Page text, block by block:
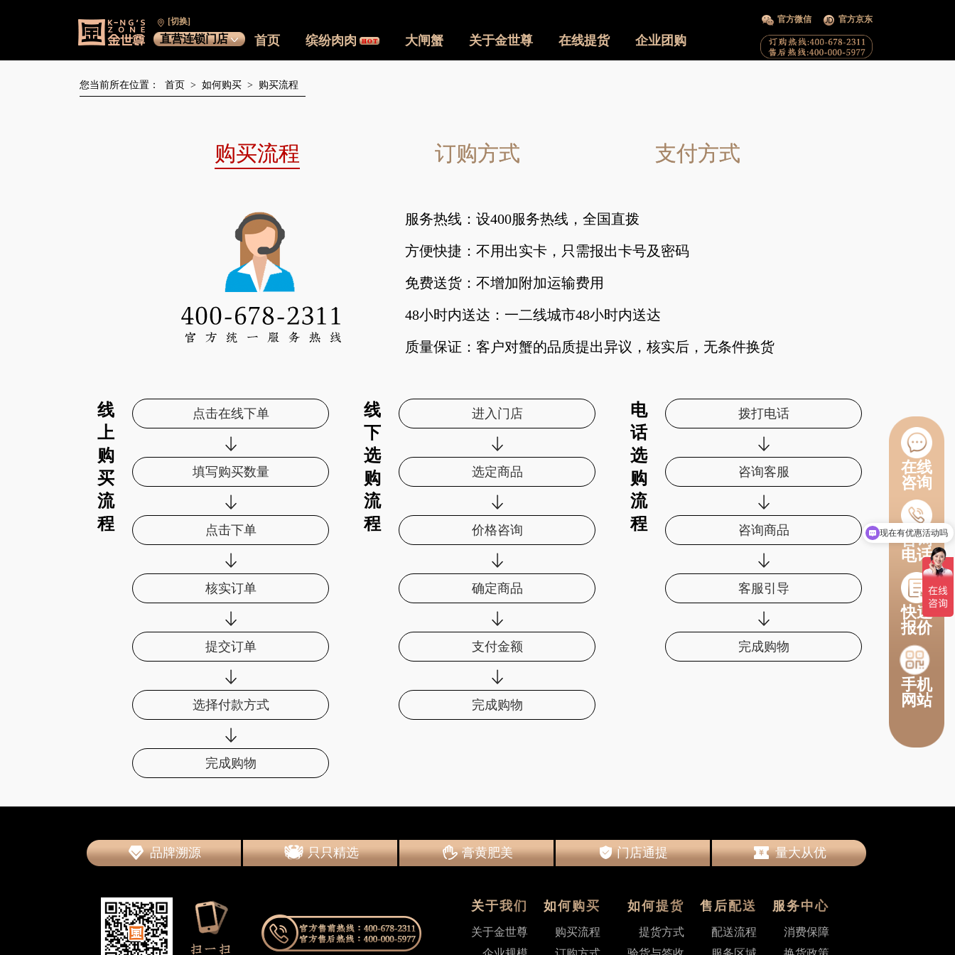
[切换]
直营连锁门店 首页 缤纷肉肉 大闸蟹 关于金世尊 在线提货 企业团购
官方微信 官方京东
在线
咨询
咨询
电话
快速
报价
手机
网站
您当前所在位置： 首页 > 如何购买 > 购买流程
购买流程 订购方式 支付方式
服务热线：设400服务热线，全国直拨
方便快捷：不用出实卡，只需报出卡号及密码
免费送货：不增加附加运输费用
48小时内送达：一二线城市48小时内送达
质量保证：客户对蟹的品质提出异议，核实后，无条件换货
线
上
购
买
流
程
点击在线下单
填写购买数量
点击下单
核实订单
提交订单
选择付款方式
完成购物
线
下
选
购
流
程
进入门店
选定商品
价格咨询
确定商品
支付金额
完成购物
电
话
选
购
流
程
拨打电话
咨询客服
咨询商品
客服引导
完成购物
品牌溯源
只只精选 膏黄肥美 门店通提
量大从优
关于我们
关于金世尊
如何购买
购买流程
如何提货
提货方式
售后配送
配送流程
服务中心
消费保障
现在有优惠活动吗